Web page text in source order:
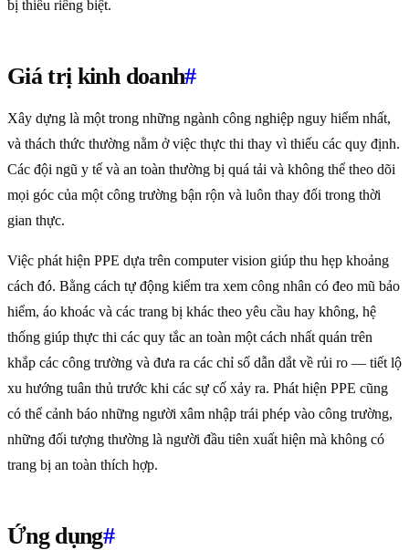
bị thiếu riêng biệt.
Giá trị kinh doanh#
Xây dựng là một trong những ngành công nghiệp nguy hiểm nhất,
và thách thức thường nằm ở việc thực thi thay vì thiếu các quy định.
Các đội ngũ y tế và an toàn thường bị quá tải và không thể theo dõi
mọi góc của một công trường bận rộn và luôn thay đổi trong thời
gian thực.
Việc phát hiện PPE dựa trên computer vision giúp thu hẹp khoảng
cách đó. Bằng cách tự động kiểm tra xem công nhân có đeo mũ bảo
hiểm, áo khoác và các trang bị khác theo yêu cầu hay không, hệ
thống giúp thực thi các quy tắc an toàn một cách nhất quán trên
khắp các công trường và đưa ra các chỉ số dẫn dắt về rủi ro — tiết lộ
xu hướng tuân thủ trước khi các sự cố xảy ra. Phát hiện PPE cũng
có thể cảnh báo những người xâm nhập trái phép vào công trường,
những đối tượng thường là người đầu tiên xuất hiện mà không có
trang bị an toàn thích hợp.
Ứng dụng#